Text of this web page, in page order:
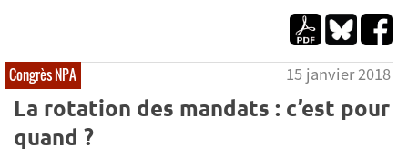
Congrès NPA 15 janvier 2018
La rotation des mandats : c’est pour
quand ?